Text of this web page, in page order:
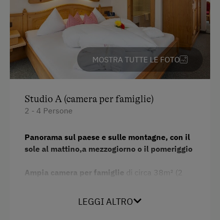
Tedesco
Parcheggio
Parcheggio coperto per bici
Prezzi ridotti in bassa stagione
Vendita diretta all'azienda agricola
MOSTRA TUTTE LE FOTO
Studio A (camera per famiglie)
2 - 4 Persone
Panorama sul paese e sulle montagne, con il
sole al mattino,a mezzogiorno o il pomeriggio
Ampia camera per famiglie di circa 38m² (2
collegata. Ogni camera per famiglie ha l'entrata
LEGGI ALTRO